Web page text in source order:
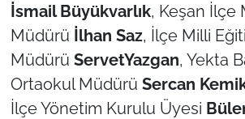
İsmail Büyükvarlık, Keşan İlçe
Müdürü İlhan Saz, İlçe Milli
Müdürü ServetYazgan, Yekta
Ortaokul Müdürü Sercan
İlçe Yönetim Kurulu Üyesi
TÜRKİYE
Bölge
Güvenlik